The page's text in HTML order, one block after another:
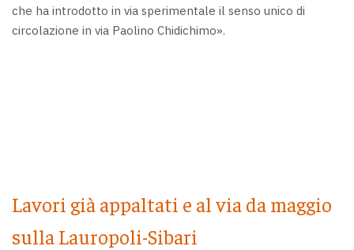
che ha introdotto in via sperimentale il senso unico di
circolazione in via Paolino Chidichimo».
Lavori già appaltati e al via da maggio
sulla Lauropoli-Sibari